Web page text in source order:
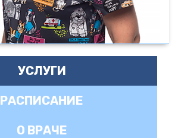
УСЛУГИ
РАСПИСАНИЕ
О ВРАЧЕ